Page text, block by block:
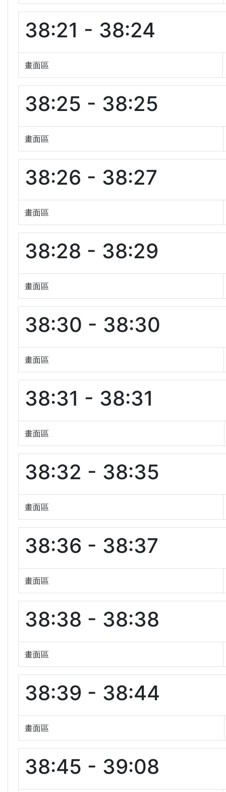
38:21 - 38:24
畫面區
38:25 - 38:25
畫面區
38:26 - 38:27
畫面區
38:28 - 38:29
畫面區
38:30 - 38:30
畫面區
38:31 - 38:31
畫面區
38:32 - 38:35
畫面區
38:36 - 38:37
畫面區
38:38 - 38:38
畫面區
38:39 - 38:44
畫面區
38:45 - 39:08